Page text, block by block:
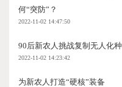
何“突防”？
2022-11-02 14:47:50
90后新农人挑战复制无人化
2022-11-02 14:23:42
为新农人打造“硬核”装备